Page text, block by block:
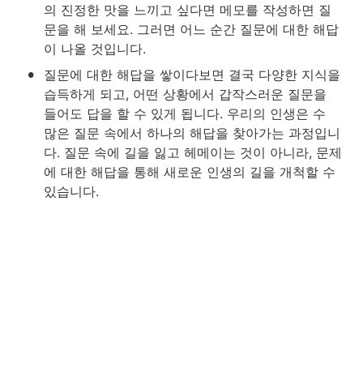
의 진정한 맛을 느끼고 싶다면 메모를 작성하면 질
문을 해 보세요. 그러면 어느 순간 질문에 대한 해답
이 나올 것입니다.
•
질문에 대한 해답을 쌓이다보면 결국 다양한 지식을
습득하게 되고, 어떤 상황에서 갑작스러운 질문을
들어도 답을 할 수 있게 됩니다. 우리의 인생은 수
많은 질문 속에서 하나의 해답을 찾아가는 과정입니
다. 질문 속에 길을 잃고 헤메이는 것이 아니라, 문제
에 대한 해답을 통해 새로운 인생의 길을 개척할 수
있습니다.